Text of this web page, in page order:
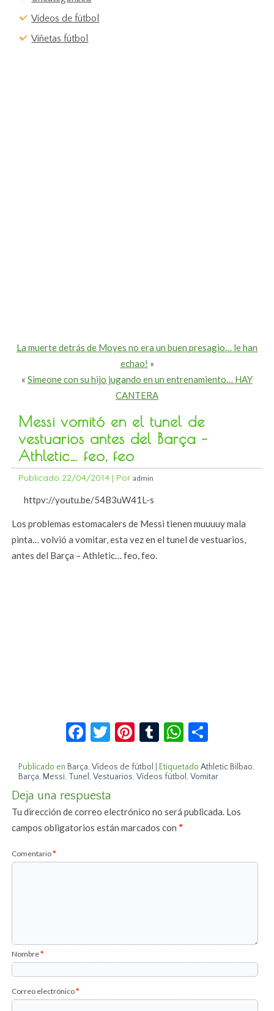
Vídeos de fútbol
Viñetas fútbol
La muerte detrás de Moyes no era un buen presagio… le han
echao! »
« Simeone con su hijo jugando en un entrenamiento… HAY
CANTERA
Messi vomitó en el tunel de
vestuarios antes del Barça –
Athletic… feo, feo
Publicado 22/04/2014 | Por admin
httpv://youtu.be/54B3uW41L-s
Los problemas estomacalers de Messi tienen muuuuy mala
pinta… volvió a vomitar, esta vez en el tunel de vestuarios,
antes del Barça – Athletic… feo, feo.
Facebook
Twitter
Pinterest
TumblrWhatsApp
Publicado en Barça,Vídeos de fútbol Etiquetado Athletic Bilbao,
Barça, Messi, Tunel,Vestuarios,Vídeos fútbol,Vomitar
Deja una respuesta
Tu dirección de correo electrónico no será publicada. Los
campos obligatorios están marcados con*
Comentario*
Nombre*
Correo electrónico*